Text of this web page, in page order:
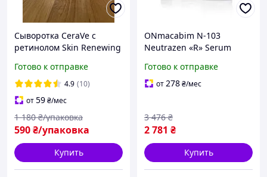
Сыворотка CeraVe с
ретинолом Skin Renewing
Готово к отправке
4.9 (10)
от59₴/мес
590₴/упаковка
1 180 ₴/упаковка
Купить
ONmacabim N-103
Neutrazen «R» Serum
сироватка з ретинолом
(4%), 30 мл
Готово к отправке
от278₴/мес
2 781 ₴
3 476 ₴
Купить